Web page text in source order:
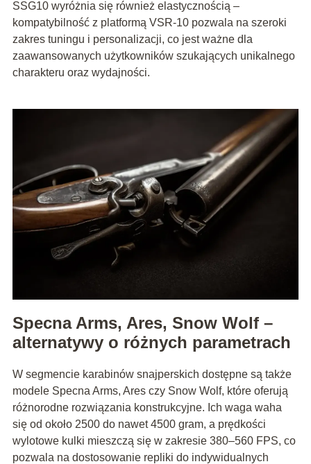
SSG10 wyróżnia się również elastycznością –
kompatybilność z platformą VSR-10 pozwala na szeroki
zakres tuningu i personalizacji, co jest ważne dla
zaawansowanych użytkowników szukających unikalnego
charakteru oraz wydajności.
Specna Arms, Ares, Snow Wolf –
alternatywy o różnych parametrach
W segmencie karabinów snajperskich dostępne są także
modele Specna Arms, Ares czy Snow Wolf, które oferują
różnorodne rozwiązania konstrukcyjne. Ich waga waha
się od około 2500 do nawet 4500 gram, a prędkości
wylotowe kulki mieszczą się w zakresie 380–560 FPS, co
pozwala na dostosowanie repliki do indywidualnych